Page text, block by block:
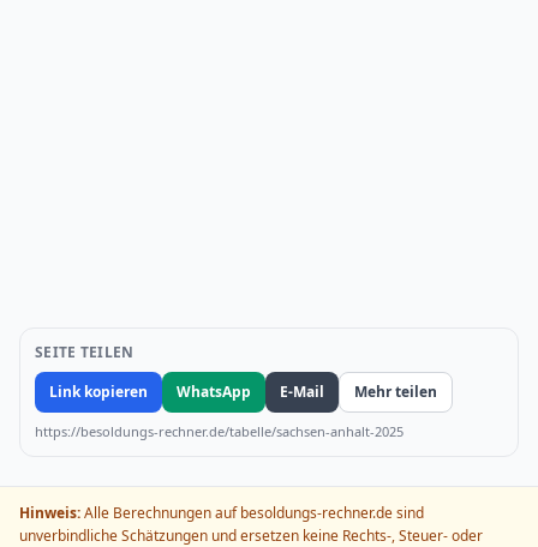
SEITE TEILEN
Link kopieren
WhatsApp E-Mail Mehr teilen
https://besoldungs-rechner.de/tabelle/sachsen-anhalt-2025
Hinweis:Alle Berechnungen auf besoldungs-rechner.de sind
unverbindliche Schätzungen und ersetzen keine Rechts-, Steuer- oder